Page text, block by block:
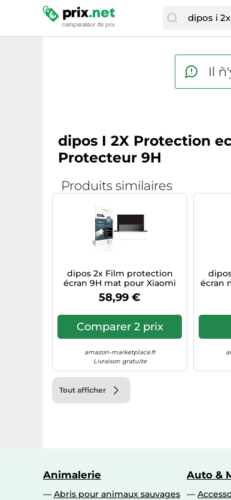
Il
dipos I 2X Protection
Protecteur 9H
Produits similaires
dipos 2x Film protection
écran 9H mat pour Xiaomi
RedmiBook 16 16.1 Zoll
58,99 €
Comparer 2 prix
amazon-marketplace.fr
Livraison gratuite
écran
Tout afficher
Animalerie
Abris pour animaux sauvages
Auto &